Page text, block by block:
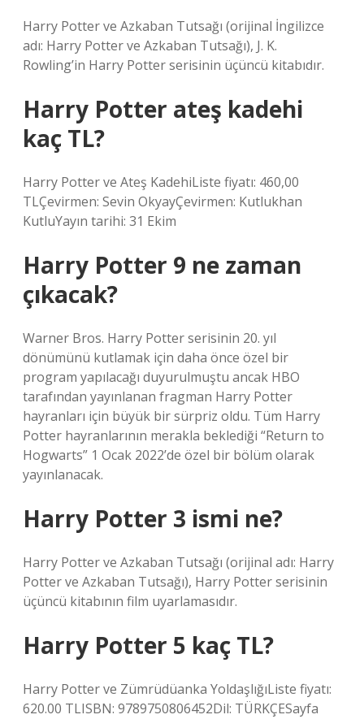
Harry Potter ve Azkaban Tutsağı (orijinal İngilizce
adı: Harry Potter ve Azkaban Tutsağı), J. K.
Rowling’in Harry Potter serisinin üçüncü kitabıdır.
Harry Potter ateş kadehi
kaç TL?
Harry Potter ve Ateş KadehiListe fiyatı: 460,00
TLÇevirmen: Sevin OkyayÇevirmen: Kutlukhan
KutluYayın tarihi: 31 Ekim
Harry Potter 9 ne zaman
çıkacak?
Warner Bros. Harry Potter serisinin 20. yıl
dönümünü kutlamak için daha önce özel bir
program yapılacağı duyurulmuştu ancak HBO
tarafından yayınlanan fragman Harry Potter
hayranları için büyük bir sürpriz oldu. Tüm Harry
Potter hayranlarının merakla beklediği “Return to
Hogwarts” 1 Ocak 2022’de özel bir bölüm olarak
yayınlanacak.
Harry Potter 3 ismi ne?
Harry Potter ve Azkaban Tutsağı (orijinal adı: Harry
Potter ve Azkaban Tutsağı), Harry Potter serisinin
üçüncü kitabının film uyarlamasıdır.
Harry Potter 5 kaç TL?
Harry Potter ve Zümrüdüanka YoldaşlığıListe fiyatı:
620.00 TLISBN: 9789750806452Dil: TÜRKÇESayfa